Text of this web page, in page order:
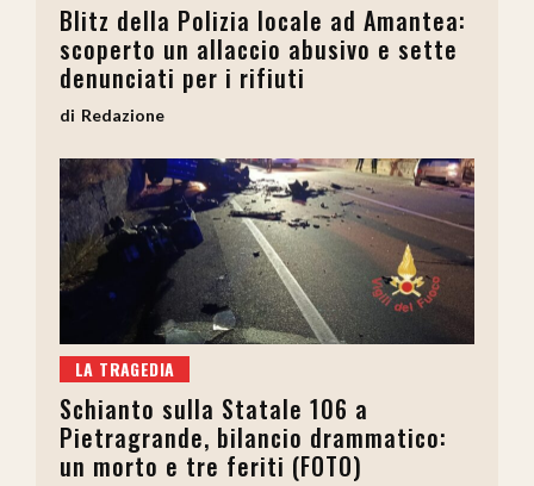
Blitz della Polizia locale ad Amantea:
scoperto un allaccio abusivo e sette
denunciati per i rifiuti
Redazione
LA TRAGEDIA
Schianto sulla Statale 106 a
Pietragrande, bilancio drammatico:
un morto e tre feriti (FOTO)